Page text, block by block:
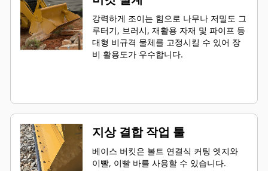
강력하게 조이는 힘으로 나무나 저밀도 그
루터기, 브러시, 재활용 자재 및 파이프 등
대형 비규격 물체를 고정시킬 수 있어 장
비 활용도가 우수합니다.
지상 결합 작업 툴
베이스 버킷은 볼트 연결식 커팅 엣지와
이빨, 이빨 바를 사용할 수 있습니다.